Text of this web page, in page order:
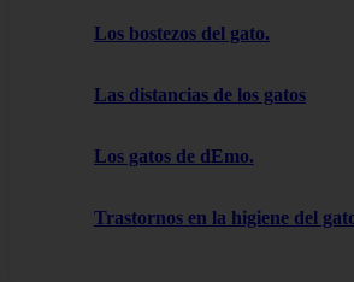
Los bostezos del gato.
Las distancias de los gatos
Los gatos de dEmo.
Trastornos en la higiene del